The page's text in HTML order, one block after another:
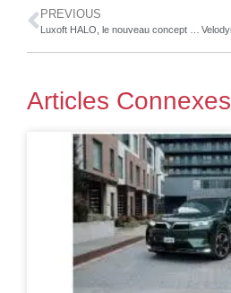
PREVIOUS
Articles Connexes